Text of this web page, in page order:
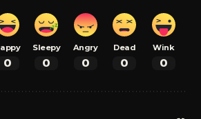
0
Sleepy
0
Angry
0
Dead
0
Wink
0